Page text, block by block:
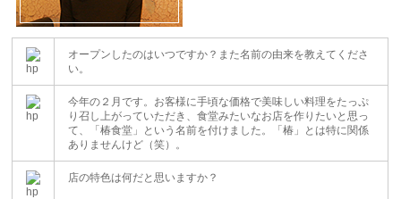
オープンしたのはいつですか？また名前の由来を教えてくださ
い。
今年の２月です。お客様に手頃な価格で美味しい料理をたっぷ
り召し上がっていただき、食堂みたいなお店を作りたいと思っ
て、「椿食堂」という名前を付けました。「椿」とは特に関係
ありませんけど（笑）。
店の特色は何だと思いますか？